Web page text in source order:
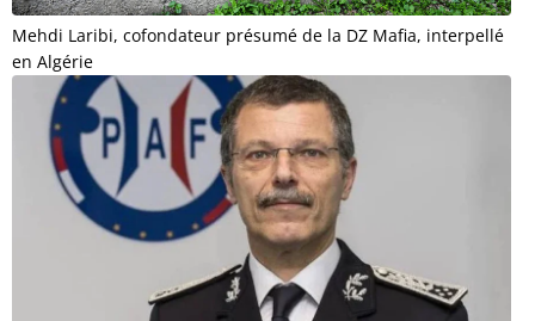
Mehdi Laribi, cofondateur présumé de la DZ Mafia, interpellé
en Algérie